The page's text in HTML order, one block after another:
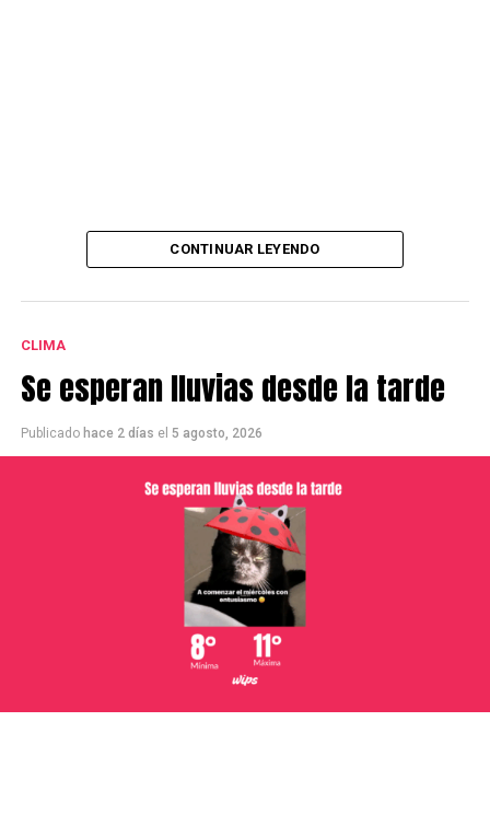
CONTINUAR LEYENDO
CLIMA
Se esperan lluvias desde la tarde
Publicado hace 2 días el 5 agosto, 2026